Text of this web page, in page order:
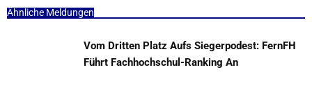
Ähnliche Meldungen
Vom Dritten Platz Aufs Siegerpodest: FernFH
Führt Fachhochschul-Ranking An